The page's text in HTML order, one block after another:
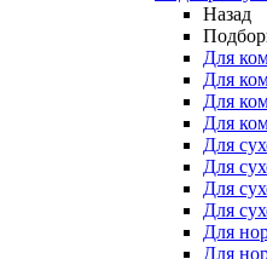
Назад
Для
Для
Для
Для
Для
Для
Для
Для
Для
Для